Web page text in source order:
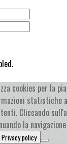
cookies per la
statistiche
Cliccando
la
Privacy policy